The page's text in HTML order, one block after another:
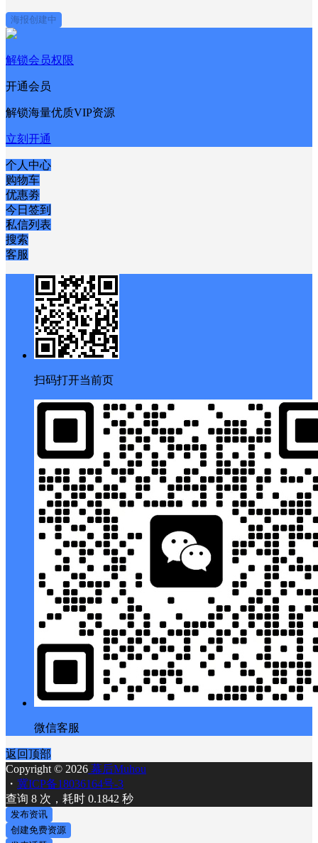
海报创建中
解锁会员权限
开通会员
解锁海量优质VIP资源
立刻开通
个人中心
购物车
优惠劵
今日签到
私信列表
搜索
客服
扫码打开当前页
微信客服
返回顶部
Copyright © 2026 幕后Muhou
・ 冀ICP备18036164号-3
查询 8 次，耗时 0.1842 秒
发布资讯
创建免费资源